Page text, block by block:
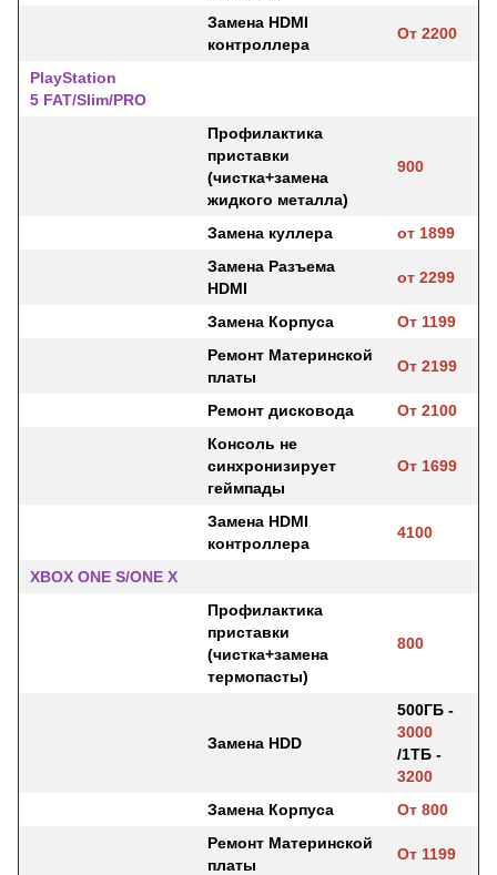
Замена HDMI
контроллера
От 2200
PlayStation
5 FAT/Slim/PRO
Профилактика
приставки
(чистка+замена
жидкого металла)
900
Замена куллера
от 1899
Замена Разъема
HDMI
от 2299
Замена Корпуса
От 1199
Ремонт Материнской
платы
От 2199
Ремонт дисковода
От 2100
Консоль не
синхронизирует
геймпады
От 1699
Замена HDMI
контроллера
4100
XBOX ONE S/ONE X
Профилактика
приставки
(чистка+замена
термопасты)
800
Замена HDD
500ГБ -
3000
/1ТБ -
3200
Замена Корпуса
От 800
Ремонт Материнской
платы
От 1199